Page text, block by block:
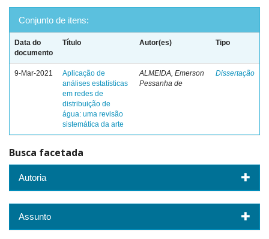
Conjunto de itens:
Data do
documento
Título Autor(es) Tipo
9-Mar-2021
Aplicação de
análises estatísticas
em redes de
distribuição de
água: uma revisão
sistemática da arte
ALMEIDA, Emerson
Pessanha de
Dissertação
Busca facetada
Autoria
Assunto